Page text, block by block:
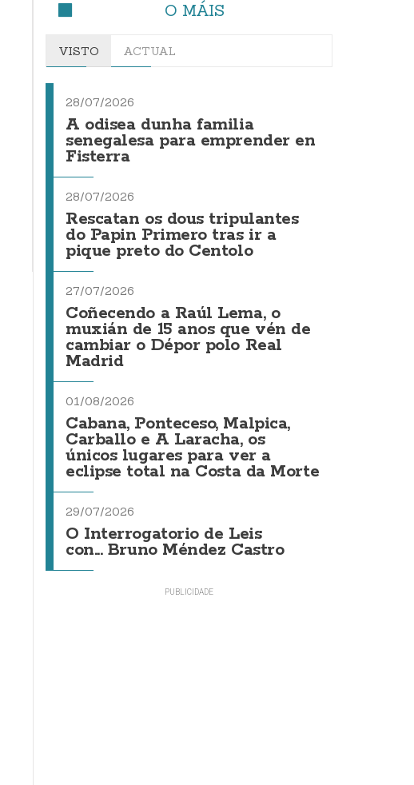
O MÁIS
VISTO ACTUAL
28/07/2026
A odisea dunha familia
senegalesa para emprender en
Fisterra
28/07/2026
Rescatan os dous tripulantes
do Papin Primero tras ir a
pique preto do Centolo
27/07/2026
Coñecendo a Raúl Lema, o
muxián de 15 anos que vén de
cambiar o Dépor polo Real
Madrid
01/08/2026
Cabana, Ponteceso, Malpica,
Carballo e A Laracha, os
únicos lugares para ver a
eclipse total na Costa da Morte
29/07/2026
O Interrogatorio de Leis
con... Bruno Méndez Castro